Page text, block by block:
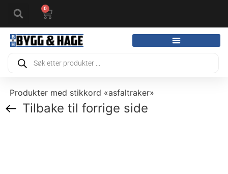
0
Produkter med stikkord «asfaltraker»
Tilbake til forrige side